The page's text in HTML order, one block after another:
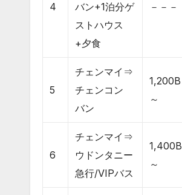
4
バン+1泊分ゲ
ストハウス
+夕食
－－－
5
チェンマイ⇒
チェンコン
バン
1,200B
～
6
チェンマイ⇒
ウドンタニー
急行/VIPバス
1,400B
～